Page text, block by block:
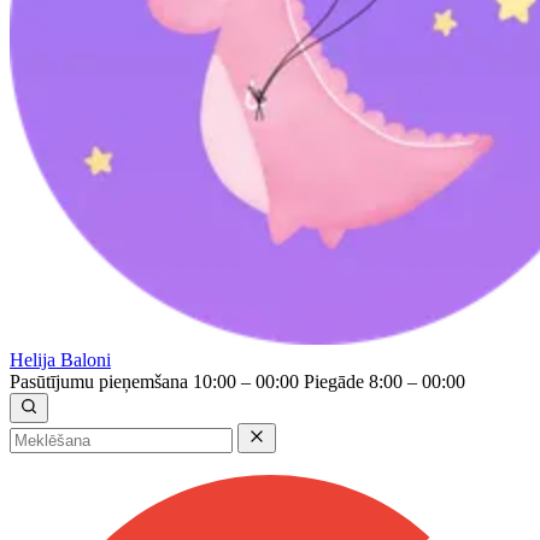
Helija Baloni
Pasūtījumu pieņemšana 10:00 – 00:00 Piegāde 8:00 – 00:00